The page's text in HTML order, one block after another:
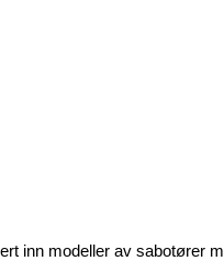
inn modeller av sabotører